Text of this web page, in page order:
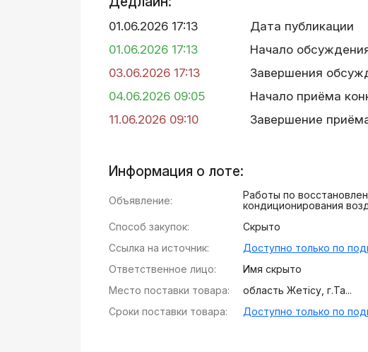
01.06.2026 17:13
Дата публикации
01.06.2026 17:13
Начало
03.06.2026 17:13
Завершения
04.06.2026 09:05
Начало приёма
11.06.2026 09:10
Завершение
Информация о лоте:
Объявление:
Работы по
кондиционирования
Способ закупок:
Скрыто
Ссылка на источник:
Доступно только по
Ответственное лицо:
Имя скрыто
Место поставки товара:
область Жетісу, г.Та...
Сроки поставки товара:
Доступно только по